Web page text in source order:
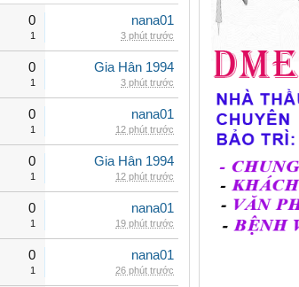
0
1
nana01
3 phút trước
0
1
Gia Hân 1994
3 phút trước
0
1
nana01
12 phút trước
0
1
Gia Hân 1994
12 phút trước
0
1
nana01
19 phút trước
0
1
nana01
26 phút trước